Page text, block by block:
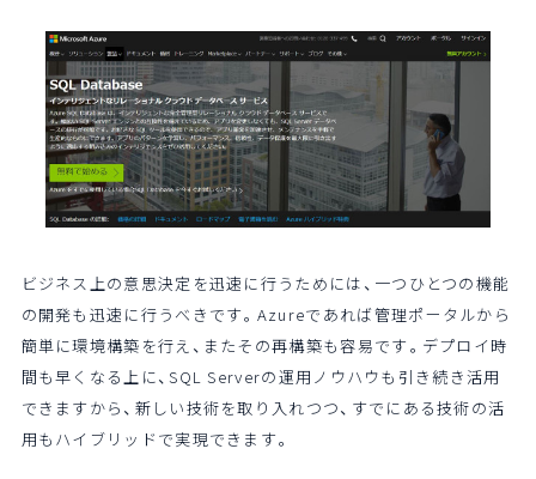
ビジネス上の意思決定を迅速に行うためには、一つひとつの機能
の開発も迅速に行うべきです。Azureであれば管理ポータルから
簡単に環境構築を行え、またその再構築も容易です。デプロイ時
間も早くなる上に、SQL Serverの運用ノウハウも引き続き活用
できますから、新しい技術を取り入れつつ、すでにある技術の活
用もハイブリッドで実現できます。